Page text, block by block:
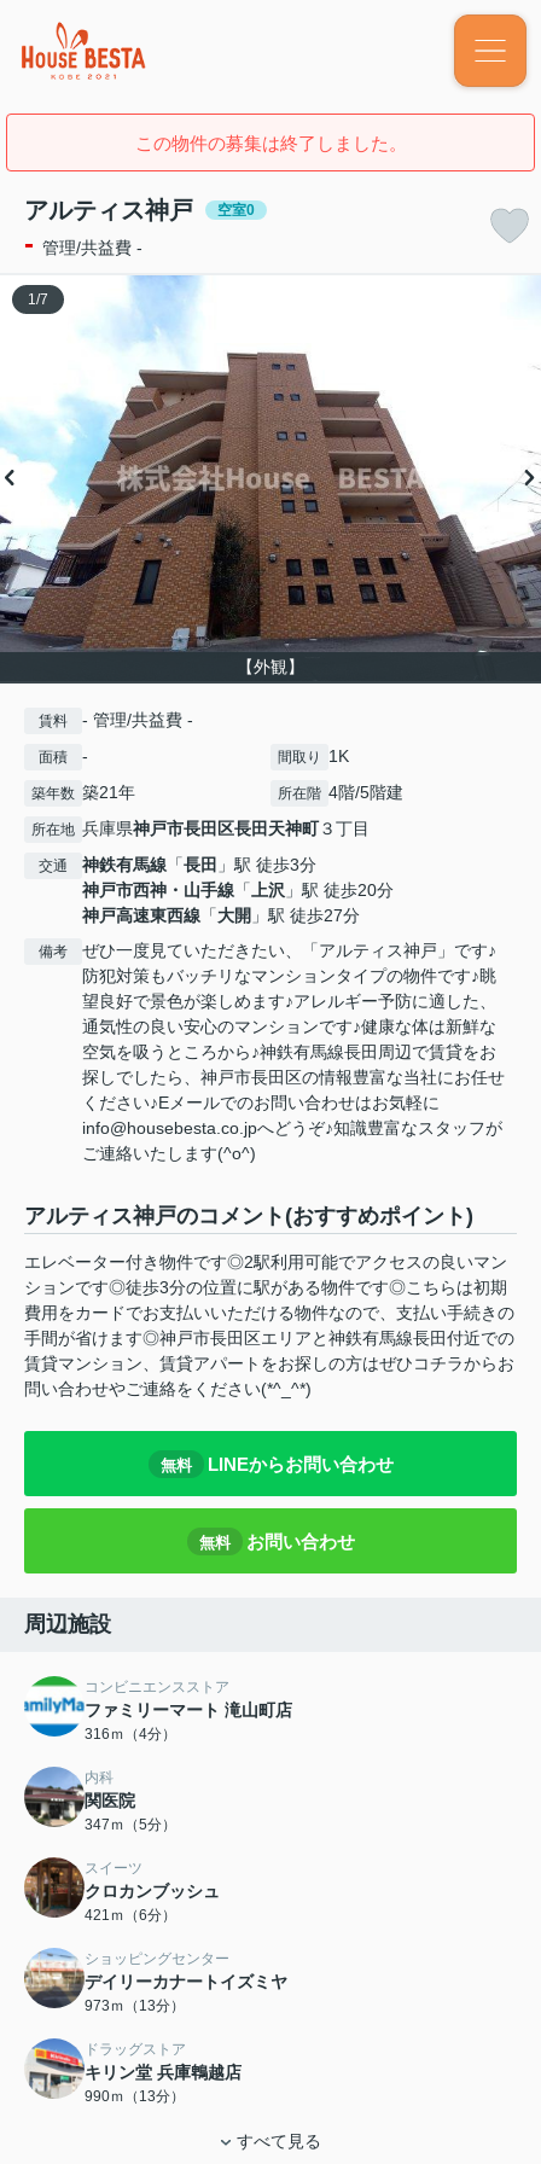
この物件の募集は終了しました。
アルティス神戸 空室0
- 管理/共益費 -
【外観】
1 /7
賃料 - 管理/共益費 -
面積 - 間取り 1K
築年数 築21年 所在階 4階/5階建
所在地 兵庫県神戸市長田区長田天神町３丁目
交通 神鉄有馬線 「長田 」駅 徒歩3分
神戸市西神・山手線 「 上沢 」駅 徒歩20分
神戸高速東西線 「大開 」駅 徒歩27分
備考
ぜひ一度見ていただきたい、「アルティス神戸」です♪
防犯対策もバッチリなマンションタイプの物件です♪眺
望良好で景色が楽しめます♪アレルギー予防に適した、
通気性の良い安心のマンションです♪健康な体は新鮮な
空気を吸うところから♪神鉄有馬線長田周辺で賃貸をお
探しでしたら、神戸市長田区の情報豊富な当社にお任せ
ください♪Eメールでのお問い合わせはお気軽に
info@housebesta.co.jpへどうぞ♪知識豊富なスタッフが
ご連絡いたします(^o^)
アルティス神戸のコメント(おすすめポイント)
エレベーター付き物件です◎2駅利用可能でアクセスの良いマン
ションです◎徒歩3分の位置に駅がある物件です◎こちらは初期
費用をカードでお支払いいただける物件なので、支払い手続きの
手間が省けます◎神戸市長田区エリアと神鉄有馬線長田付近での
賃貸マンション、賃貸アパートをお探しの方はぜひコチラからお
問い合わせやご連絡をください(*^_^*)
無料 LINEからお問い合わせ
無料 お問い合わせ
周辺施設
コンビニエンスストア
ファミリーマート 滝山町店
316ｍ（4分）
内科
関医院
347ｍ（5分）
スイーツ
クロカンブッシュ
421ｍ（6分）
ショッピングセンター
デイリーカナートイズミヤ
973ｍ（13分）
ドラッグストア
キリン堂 兵庫鵯越店
990ｍ（13分）
すべて見る